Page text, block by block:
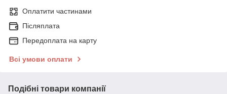
Оплатити частинами
Післяплата
Передоплата на карту
Всі умови оплати
Подібні товари компанії